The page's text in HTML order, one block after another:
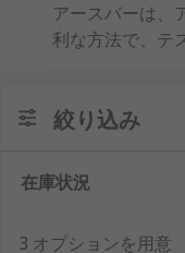
アースバーは、
利な方法で、テ
絞り込み
在庫状況
3 オプションを用意